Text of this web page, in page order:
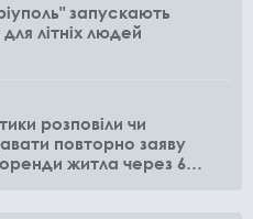
запускають
літніх людей
розповіли чи
повторно заяву
житла через 6